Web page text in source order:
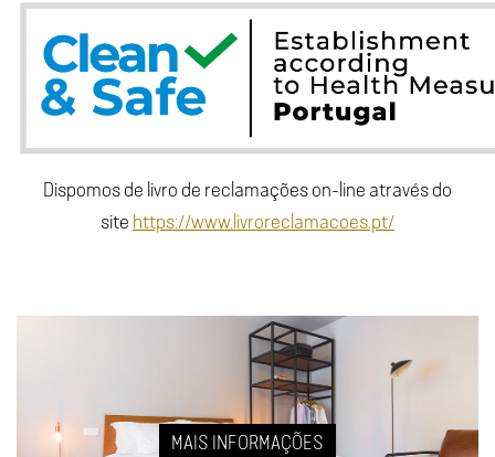
Dispomos de livro de reclamações on-line através do
site https://www.livroreclamacoes.pt/
MAIS INFORMAÇÕES